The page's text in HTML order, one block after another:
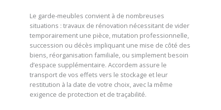
Le garde-meubles convient à de nombreuses
situations : travaux de rénovation nécessitant de vider
temporairement une pièce, mutation professionnelle,
succession ou décès impliquant une mise de côté des
biens, réorganisation familiale, ou simplement besoin
d’espace supplémentaire. Accordem assure le
transport de vos effets vers le stockage et leur
restitution à la date de votre choix, avec la même
exigence de protection et de traçabilité.